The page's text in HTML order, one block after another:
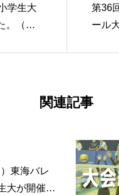
学生大
。（大
第36
ール
関連記事
東海バレ
大が開催さ